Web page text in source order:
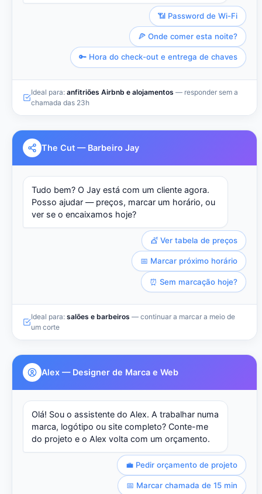
📶 Password de Wi-Fi
🍕 Onde comer esta noite?
🔑 Hora do check-out e entrega de chaves
Ideal para: anfitriões Airbnb e alojamentos — responder sem a
chamada das 23h
The Cut — Barbeiro Jay
Tudo bem? O Jay está com um cliente agora.
Posso ajudar — preços, marcar um horário, ou
ver se o encaixamos hoje?
💇 Ver tabela de preços
📅 Marcar próximo horário
⏰ Sem marcação hoje?
Ideal para: salões e barbeiros — continuar a marcar a meio de
um corte
Alex — Designer de Marca e Web
Olá! Sou o assistente do Alex. A trabalhar numa
marca, logótipo ou site completo? Conte-me
do projeto e o Alex volta com um orçamento.
💼 Pedir orçamento de projeto
📅 Marcar chamada de 15 min